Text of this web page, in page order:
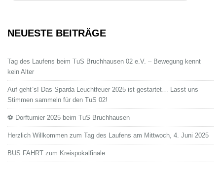
NEUESTE BEITRÄGE
Tag des Laufens beim TuS Bruchhausen 02 e.V. – Bewegung kennt
kein Alter
Auf geht`s! Das Sparda Leuchtfeuer 2025 ist gestartet… Lasst uns
Stimmen sammeln für den TuS 02!
⚽ Dorfturnier 2025 beim TuS Bruchhausen
Herzlich Willkommen zum Tag des Laufens am Mittwoch, 4. Juni 2025
BUS FAHRT zum Kreispokalfinale